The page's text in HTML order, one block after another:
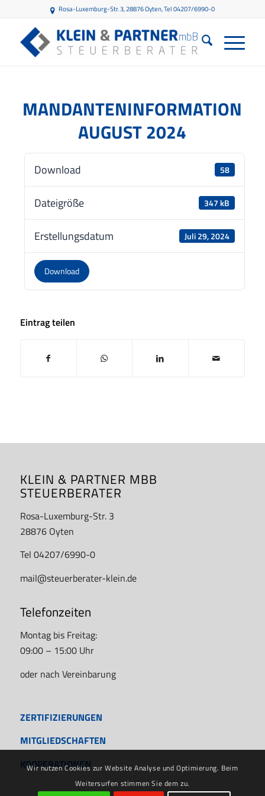
Rosa-Luxemburg-Str. 3, 28876 Oyten, Tel 04207/6990-0
MANDANTENINFORMATION
AUGUST 2024
Download 58
Dateigröße 347 kB
Erstellungsdatum Juli 29, 2024
Download
Eintrag teilen
KLEIN & PARTNER MBB
STEUERBERATER
Rosa-Luxemburg-Str. 3
28876 Oyten
Tel 04207/6990-0
mail@steuerberater-klein.de
Telefonzeiten
Montag bis Freitag:
09:00 – 15:00 Uhr
oder nach Vereinbarung
ZERTIFIZIERUNGEN
MITGLIEDSCHAFTEN
KOOPERATIONEN
Wir nutzen Cookies zur Website Analyse und Optimierung. Beim
Weitersurfen stimmen Sie dem zu.